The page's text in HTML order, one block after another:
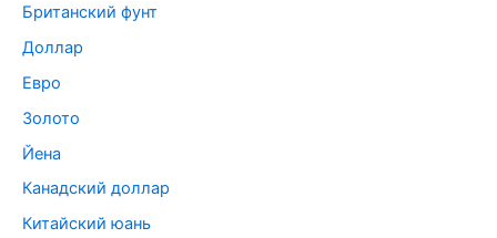
Британский фунт
Доллар
Евро
Золото
Йена
Канадский доллар
Китайский юань